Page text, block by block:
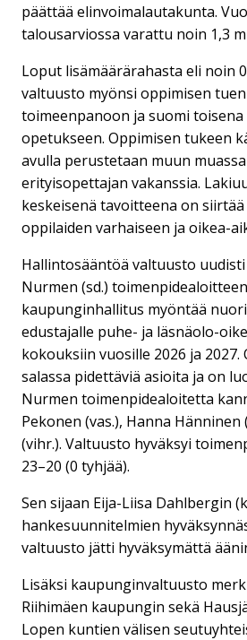
päättää elinvoimalautakunta.
talousarviossa varattu noin 1,3
Loput lisämäärärahasta eli noin
valtuusto myönsi oppimisen
toimeenpanoon ja suomi toisena
opetukseen. Oppimisen tukeen
avulla perustetaan muun
erityisopettajan vakanssia.
keskeisenä tavoitteena on
oppilaiden varhaiseen ja oikea-
Hallintosääntöä valtuusto uudisti
Nurmen (sd.)
kaupunginhallitus myöntää
edustajalle puhe- ja läsnäolo-
kokouksiin vuosille 2026 ja 2027.
salassa pidettäviä asioita ja on
Nurmen toimenpidealoitetta
Pekonen (vas.), Hanna Hänninen
(vihr.). Valtuusto hyväksyi
23–20 (0 tyhjää).
Sen sijaan Eija-Liisa Dahlbergin
hankesuunnitelmien
valtuusto jätti hyväksymättä
Lisäksi kaupunginvaltuusto
Riihimäen kaupungin sekä
Lopen kuntien välisen